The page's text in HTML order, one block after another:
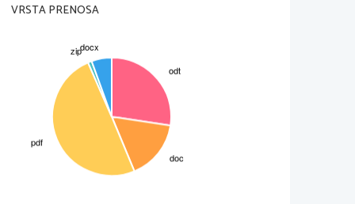
in silovita
VRSTA PRENOSA